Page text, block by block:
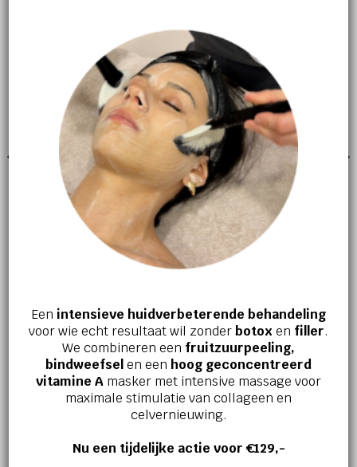
GERELATEERDE PRODUCTEN
GEZICHTSVERZORGING
R-retinoate eye serum
GEZICHTSVERZORGING
Surface radiance cleanse
€32,00
Jouw huid en welzijn verdienen het
beste!
Ervaar zelf de kracht van effectieve
Maak vandaag nog een afspraak en ontdek wat
Een intensieve huidverbeterende behandeling
voor wie echt resultaat wil zonderbotox en filler.
We combineren een fruitzuurpeeling,
bindweefselen een hoog geconcentreerd
vitamine A masker met intensive massage voor
maximale stimulatie van collageen en
celvernieuwing.
Nu een tijdelijke actie voor €129,-